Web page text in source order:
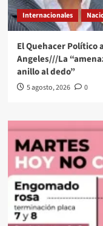
Internacionales
El Quehacer Político
Angeles///La
anillo al dedo”
5 agosto, 2026 0